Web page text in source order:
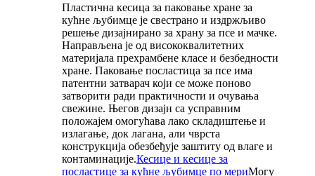
Пластична кесица за паковање хране за
кућне љубимце је свестрано и издржљиво
решење дизајнирано за храну за псе и мачке.
Направљена је од висококвалитетних
материјала прехрамбене класе и безбедности
хране. Паковање посластица за псе има
патентни затварач који се може поново
затворити ради практичности и очувања
свежине. Његов дизајн са усправним
положајем омогућава лако складиштење и
излагање, док лагана, али чврста
конструкција обезбеђује заштиту од влаге и
контаминације.Кесице и кесице за
посластице за кућне љубимце по мериМогу